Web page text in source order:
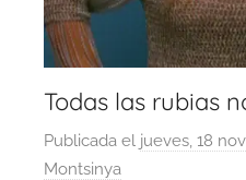
Todas las rubias
Publicada el jueves, 18
Montsinya